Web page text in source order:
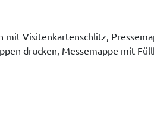
Visitenkartenschlitz,
drucken, Messemappe mit